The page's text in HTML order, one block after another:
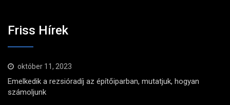
Friss Hírek
október 11, 2023
Emelkedik a rezsióradíj az építőiparban, mutatjuk, hogyan
számoljunk